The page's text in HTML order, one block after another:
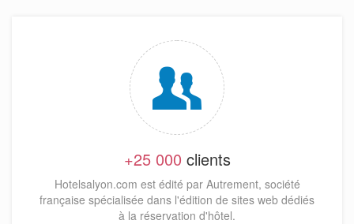
+25 000 clients
Hotelsalyon.com est édité par Autrement, société
française spécialisée dans l'édition de sites web dédiés
à la réservation d'hôtel.